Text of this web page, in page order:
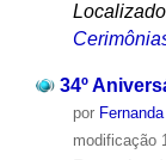
34º
por
modificação